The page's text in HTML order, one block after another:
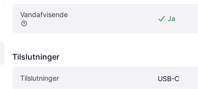
Vandafvisende Ja
Tilslutninger
Tilslutninger USB-C